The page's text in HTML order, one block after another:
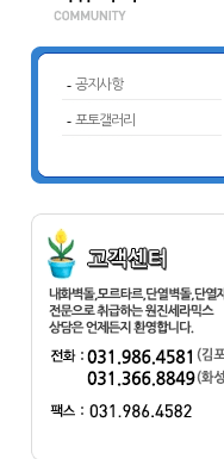
- 공지사항
- 포토갤러리